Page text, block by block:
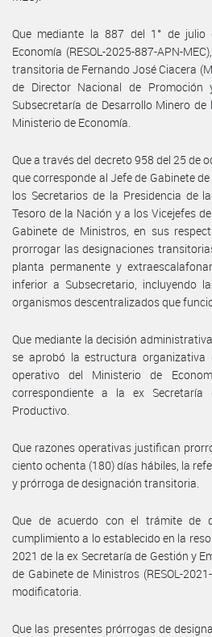
Que mediante la 887 del 1° de
Economía (RESOL-2025-887-APN-
transitoria de Fernando José Ciacera
de Director Nacional de
Subsecretaría de Desarrollo Minero
Ministerio de Economía.
Que a través del decreto 958 del 25 de
que corresponde al Jefe de Gabinete
los Secretarios de la Presidencia de
Tesoro de la Nación y a los Vicejefes
Gabinete de Ministros, en sus
prorrogar las designaciones
planta permanente y
inferior a Subsecretario, incluyendo
organismos descentralizados que
Que mediante la decisión
se aprobó la estructura organizativa
operativo del Ministerio de
correspondiente a la ex
Productivo.
Que razones operativas justifican
ciento ochenta (180) días hábiles, la
y prórroga de designación transitoria.
Que de acuerdo con el trámite de
cumplimiento a lo establecido en la
2021 de la ex Secretaría de Gestión y
de Gabinete de Ministros (RESOL-
modificatoria.
Que las presentes prórrogas de